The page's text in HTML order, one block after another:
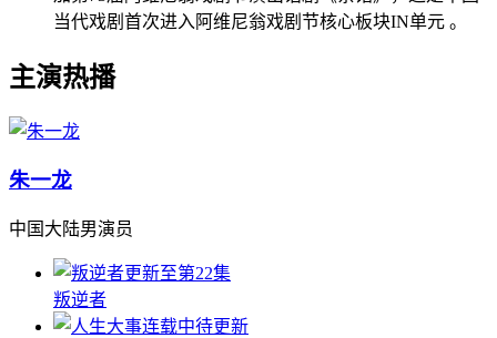
当代戏剧首次进入阿维尼翁戏剧节核心板块IN单元 。
主演热播
朱一龙
中国大陆男演员
更新至第22集
叛逆者
连载中待更新